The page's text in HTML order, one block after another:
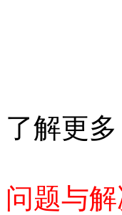
了解更
问题与